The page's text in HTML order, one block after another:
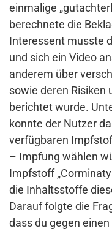
einmalige
berechnete die
Interessent musste
und sich ein Video
anderem über
sowie deren Risiken
berichtet wurde.
konnte der Nutzer
verfügbaren
– Impfung wählen
Impfstoff
die Inhaltsstoffe
Darauf folgte die
dass du gegen